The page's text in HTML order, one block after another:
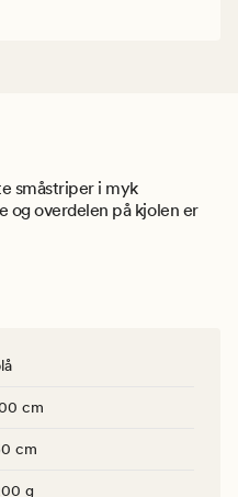
småstriper i myk
og overdelen på kjolen er
cm
cm
g